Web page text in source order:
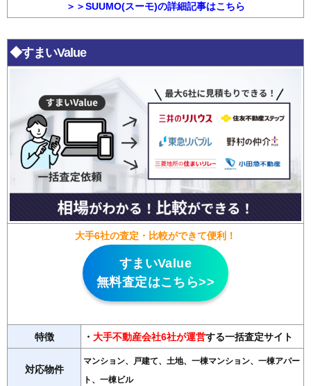
＞＞SUUMO(スーモ)の詳細記事はこちら
◆すまいValue
大手6社の査定・比較ができて便利！
すまいValue
無料査定はこちら>>
特徴 ・ 大手不動産会社6社が運営する一括査定サイト
対応物件
マンション、戸建て、土地、一棟マンション、一棟アパー
ト、一棟ビル